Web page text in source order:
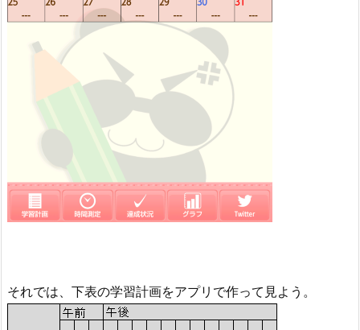
それでは、下表の学習計画をアプリで作って見よう。